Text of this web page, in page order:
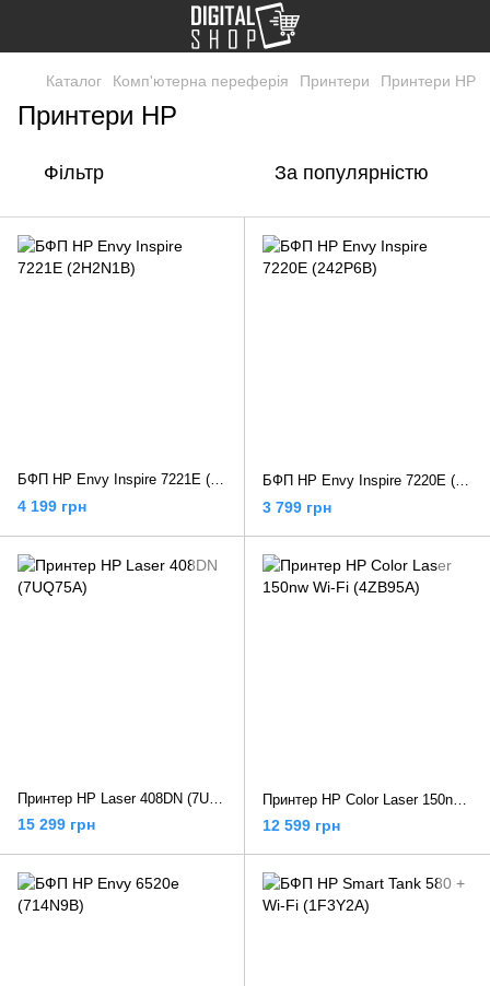
Каталог Комп'ютерна переферія Принтери Принтери HP
Принтери HP
Фільтр За популярністю
БФП HP Envy Inspire 7221E (2H2N1B)
4 199 грн
БФП HP Envy Inspire 7220E (242P6B)
3 799 грн
15 299 грн 12 599 грн